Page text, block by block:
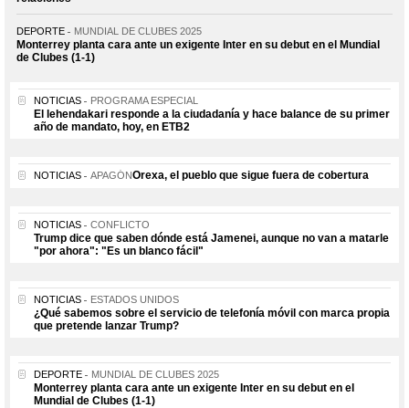
DEPORTE MUNDIAL DE CLUBES 2025
Monterrey planta cara ante un exigente Inter en su debut en el Mundial
de Clubes (1-1)
NOTICIAS PROGRAMA ESPECIAL
El lehendakari responde a la ciudadanía y hace balance de su primer
año de mandato, hoy, en ETB2
NOTICIAS APAGÓNOrexa, el pueblo que sigue fuera de cobertura
NOTICIAS CONFLICTO
Trump dice que saben dónde está Jamenei, aunque no van a matarle
"por ahora": "Es un blanco fácil"
NOTICIAS ESTADOS UNIDOS
¿Qué sabemos sobre el servicio de telefonía móvil con marca propia
que pretende lanzar Trump?
DEPORTE MUNDIAL DE CLUBES 2025
Monterrey planta cara ante un exigente Inter en su debut en el
Mundial de Clubes (1-1)